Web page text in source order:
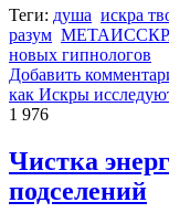
Теги: душа искра
разум
новых гипнологов
Добавить
как Искры
1 976
Чистка
подселений